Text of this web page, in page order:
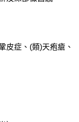
皮症、(類)天疱瘡、